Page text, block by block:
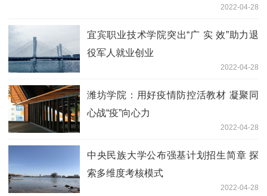
2022-04-28
宜宾职业技术学院突出“广 实 效”助力退
役军人就业创业
2022-04-28
潍坊学院：用好疫情防控活教材 凝聚同
心战“疫”向心力
2022-04-28
中央民族大学公布强基计划招生简章 探
索多维度考核模式
2022-04-28